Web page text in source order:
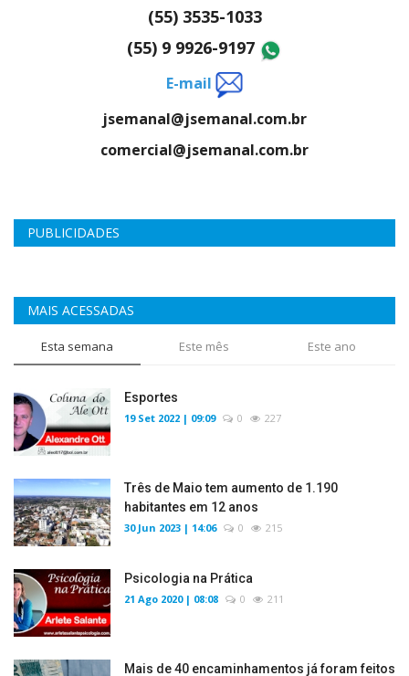
(55) 3535-1033
(55) 9 9926-9197
E-mail
jsemanal@jsemanal.com.br
comercial@jsemanal.com.br
PUBLICIDADES
MAIS ACESSADAS
Esta semana Este mês Este ano
Esportes
19 Set 2022 | 09:09 0 227
Três de Maio tem aumento de 1.190
habitantes em 12 anos
30 Jun 2023 | 14:06 0 215
Psicologia na Prática
21 Ago 2020 | 08:08 0 211
Mais de 40 encaminhamentos já foram feitos